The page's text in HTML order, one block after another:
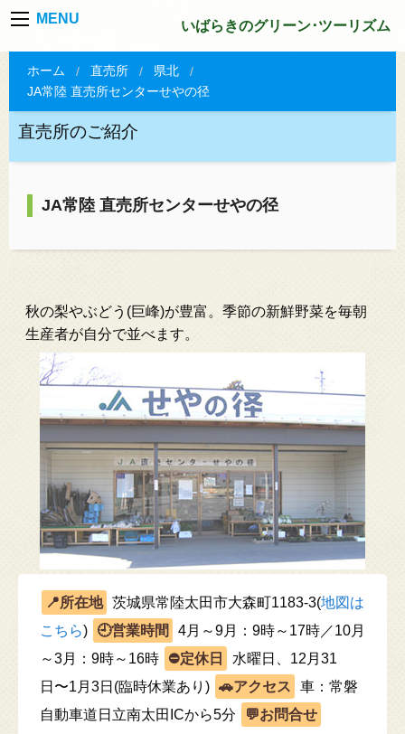
MENU いばらきのグリーン･ツーリズム
ホーム 直売所
県北
JA常陸 直売所センターせやの径
直売所のご紹介
JA常陸 直売所センターせやの径
秋の梨やぶどう(巨峰)が豊富。季節の新鮮野菜を毎朝
生産者が自分で並べます。
茨城県常陸太田市大森町1183-3(地図は
こちら)
4月～9月：9時～17時／10月
～3月：9時～16時
水曜日、12月31
日〜1月3日(臨時休業あり)
車：常磐
自動車道日立南太田ICから5分